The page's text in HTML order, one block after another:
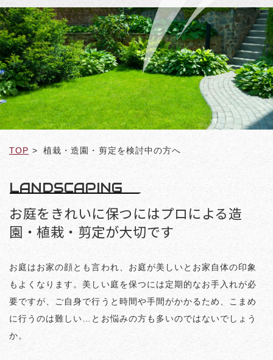
TOP 植栽・造園・剪定を検討中の方へ
LANDSCAPING
お庭をきれいに保つにはプロによる造
園・植栽・剪定が大切です
お庭はお家の顔とも言われ、お庭が美しいとお家自体の印象
もよくなります。美しい庭を保つには定期的なお手入れが必
要ですが、ご自身で行うと時間や手間がかかるため、こまめ
に行うのは難しい…とお悩みの方も多いのではないでしょう
か。